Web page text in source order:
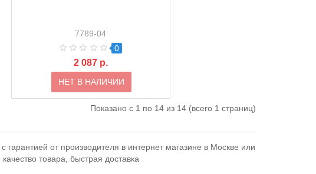
7789-04
0
2 087 р.
НЕТ В НАЛИЧИИ
Показано с 1 по 14 из 14 (всего 1 страниц)
от производителя в интернет магазине в Москве или
товара, быстрая доставка